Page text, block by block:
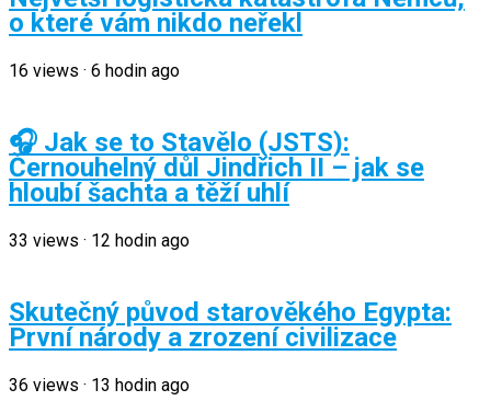
o které vám nikdo neřekl
16 views · 6 hodin ago
🎧 Jak se to Stavělo (JSTS):
Černouhelný důl Jindřich II – jak se
hloubí šachta a těží uhlí
33 views · 12 hodin ago
Skutečný původ starověkého Egypta:
První národy a zrození civilizace
36 views · 13 hodin ago